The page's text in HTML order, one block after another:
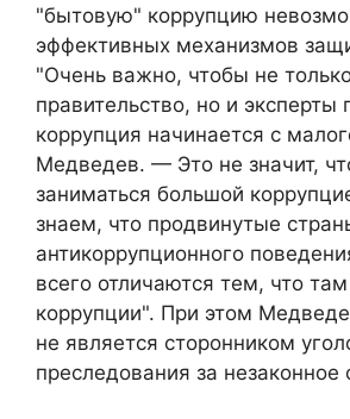
"бытовую" коррупцию
эффективных механизмов
"Очень важно, чтобы не
правительство, но и эксперты
коррупция начинается с
Медведев. — Это не значит,
заниматься большой
знаем, что продвинутые
антикоррупционного
всего отличаются тем, что
коррупции". При этом
не является сторонником
преследования за незаконное